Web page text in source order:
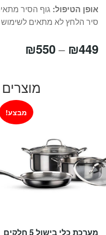
אופן הטיפול: גוף הסיר
סיר הלחץ לא מתאים
₪449
–
₪550
עד
מערכת כלי בישול 5 חלקים
מבצע!